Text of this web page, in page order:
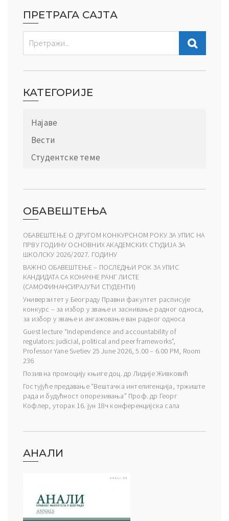
ПРЕТРАГА САЈТА
КАТЕГОРИЈЕ
Најаве
Вести
Студентске теме
ОБАВЕШТЕЊА
ОБАВЕШТЕЊЕ О ДРУГОМ КОНКУРСНОМ РОКУ ЗА УПИС НА
ПРВУ ГОДИНУ ОСНОВНИХ АКАДЕМСКИХ СТУДИЈА ЗА
ШКОЛСКУ 2026/2027. ГОДИНУ
ВАЖНО ОБАВЕШТЕЊЕ – ПОСЛЕДЊИ РОК ЗА УПИС
КАНДИДАТА СА КОНАЧНЕ РАНГ ЛИСТЕ
(САМОФИНАНСИРАЈУЋИ СТУДЕНТИ)
Универзитет у Београду Правни факултет расписује
конкурс – за избор у звање и заснивање радног односа,
за избор у звање и ангажовање ван радног односа
Guest lecture “Independence and accountability of
regulators: judicial, political and peer frameworks”,
Professor Yane Svetiev 25 June 2026, 5.00 – 6.00 PM, Room
236
Позив на промоцију књиге доц. др Лидије Живковић
Гостујуће предавање “Вештачка интелигенција, тржиште
рада и будућност опорезивања” Проф. др Георг
Кофлер, уторак 16. јун 18ч конференцијска сала
АНАЛИ